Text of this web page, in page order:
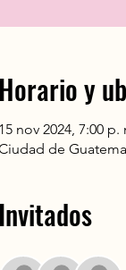
Horario y
15 nov 2024, 7:00 p.
de
Invitados